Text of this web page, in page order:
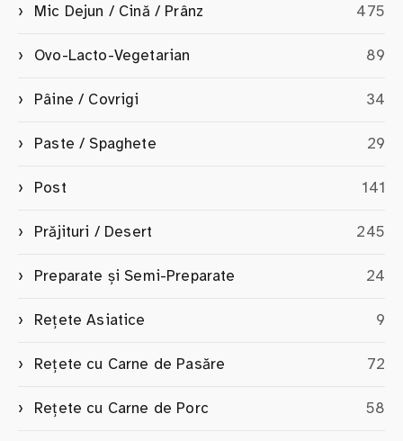
Mic Dejun / Cină / Prânz 475
Ovo-Lacto-Vegetarian 89
Pâine / Covrigi 34
Paste / Spaghete 29
Post 141
Prăjituri / Desert 245
Preparate și Semi-Preparate 24
Rețete Asiatice 9
Rețete cu Carne de Pasăre 72
Rețete cu Carne de Porc 58